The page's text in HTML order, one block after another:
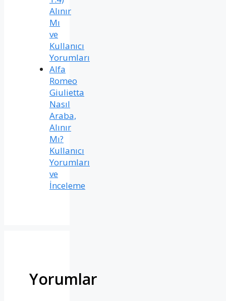
Alınır
Mı
ve
Kullanıcı
Yorumları
Alfa
Romeo
Giulietta
Nasıl
Araba,
Alınır
Mı?
Kullanıcı
Yorumları
ve
İnceleme
Yorumlar